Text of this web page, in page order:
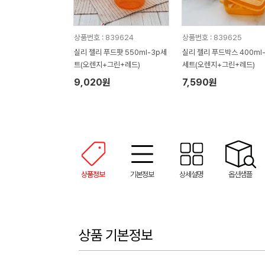
상품번호 : 839624
실리 젤리 푸드팟 550ml-3p세
트(오렌지+그린+레드)
9,020원
상품번호 : 839625
실리 젤리 푸드박스
세트(오렌지+그린+레드)
7,590원
상품정보 기본정보 상세설명 옵션샘플
상품 기본정보